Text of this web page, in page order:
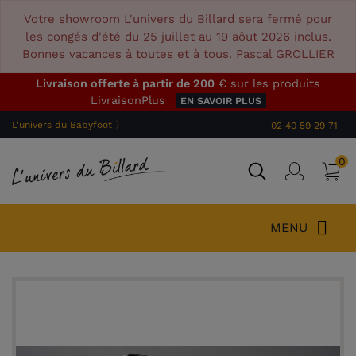
Votre showroom L'univers du Billard sera fermé pour
les congés d'été du 25 juillet au 19 aôut 2026 inclus.
Bonnes vacances à toutes et à tous. Pascal GROLLIER
Livraison offerte à partir de 200 € sur les produits
LivraisonPlus
EN SAVOIR PLUS
L'univers du Babyfoot 〉 02 40 59 29 71
0
MENU